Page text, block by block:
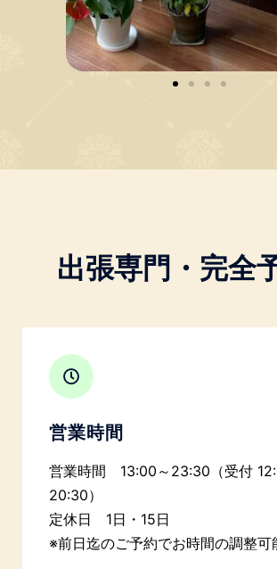
出張専門・完全
営業時間
営業時間 13:00～23:30（受付
20:30）
定休日 1日・15日
※前日迄のご予約でお時間の調整可